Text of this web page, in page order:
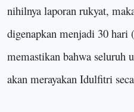
nihilnya laporan rukyat,
digenapkan menjadi 30 hari
memastikan bahwa seluruh
akan merayakan Idulfitri